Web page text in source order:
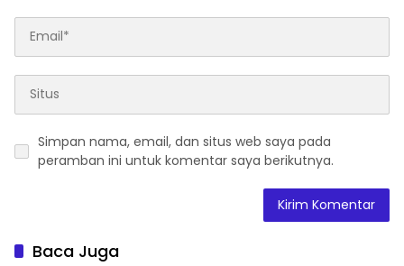
Simpan nama, email, dan situs web saya pada
peramban ini untuk komentar saya berikutnya.
Baca Juga